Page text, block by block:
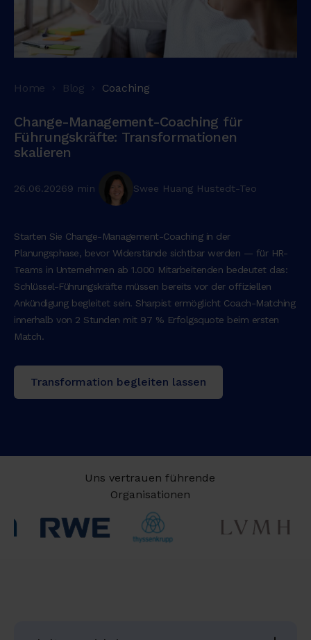
Home Blog Coaching
Change-Management-Coaching für
Führungskräfte: Transformationen
skalieren
26.06.20269 min Swee Huang Hustedt-Teo
Starten Sie Change-Management-Coaching in der
Planungsphase, bevor Widerstände sichtbar werden — für HR-
Teams in Unternehmen ab 1.000 Mitarbeitenden bedeutet das:
Schlüssel-Führungskräfte müssen bereits vor der offiziellen
Ankündigung begleitet sein. Sharpist ermöglicht Coach-Matching
innerhalb von 2 Stunden mit 97 % Erfolgsquote beim ersten
Match.
Transformation begleiten lassen
Uns vertrauen führende
Organisationen